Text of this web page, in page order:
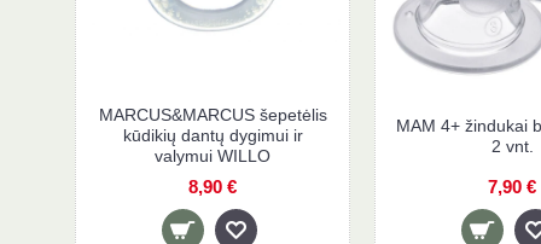
MARCUS&MARCUS šepetėlis
kūdikių dantų dygimui ir
valymui WILLO
8,90 €
MAM 4+ žindukai
2 vnt.
7,90 €